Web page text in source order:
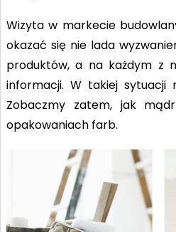
Wizyta w markecie
okazać się nie lada
produktów, a na każdym z
informacji. W takiej sytuacji
Zobaczmy zatem, jak
opakowaniach farb.